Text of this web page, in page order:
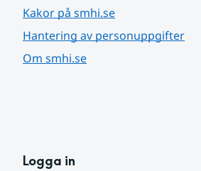
Kakor på smhi.se
Hantering av personuppgifter
Om smhi.se
Logga in